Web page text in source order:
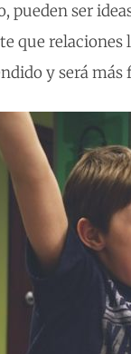
pueden ser
que relaciones
y será más